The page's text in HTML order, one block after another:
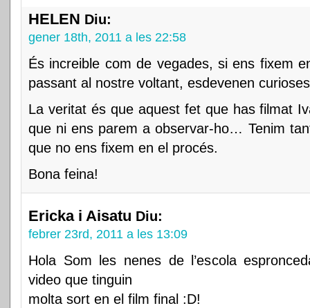
HELEN Diu:
gener 18th, 2011 a les 22:58
És increible com de vegades, si ens fixem
passant al nostre voltant, esdevenen
La veritat és que aquest fet que has filmat
que ni ens parem a observar-ho… Tenim
que no ens fixem en el procés.
Bona feina!
Ericka i Aisatu Diu:
febrer 23rd, 2011 a les 13:09
Hola Som les nenes de l’escola
video que tinguin
molta sort en el film final :D!